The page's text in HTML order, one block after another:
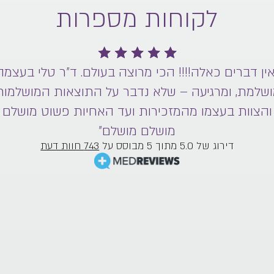
לקוחות מספרות
דברים כאלה!!!! הכי מרוצה בעולם. ד״ר טלי
ומרגיעה – שלא נדבר על התוצאות
והצוות בעצמו מהמזכירות ועד האחיות פשוט מושלם
מושלם מושלם”
דירוג של 5.0 מתוך 5 מבוסס על 743 חוות דעת